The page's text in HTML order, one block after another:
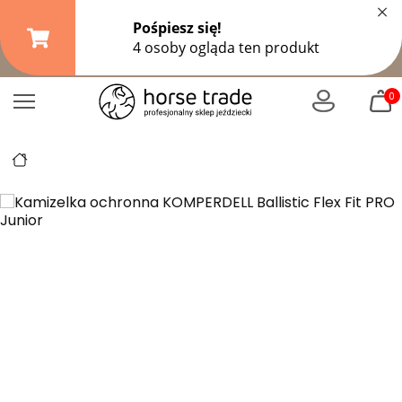
Darmowa dostawa od149,99 zł
299 złpozostałe formy wysyłki
×
0